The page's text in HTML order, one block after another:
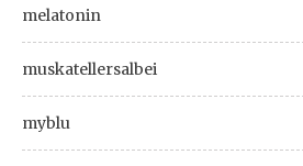
melatonin
muskatellersalbei
myblu